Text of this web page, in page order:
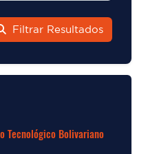
Filtrar Resultados
Tecnológico Bolivariano